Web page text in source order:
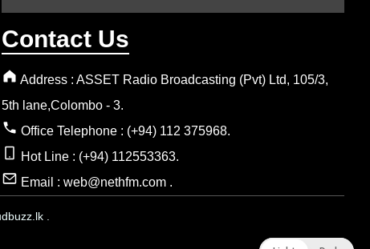
Contact Us
Address : ASSET Radio Broadcasting (Pvt) Ltd, 105/3,
5th lane,Colombo - 3.
Office Telephone : (+94) 112 375968.
Hot Line : (+94) 112553363.
Email : web@nethfm.com .
.